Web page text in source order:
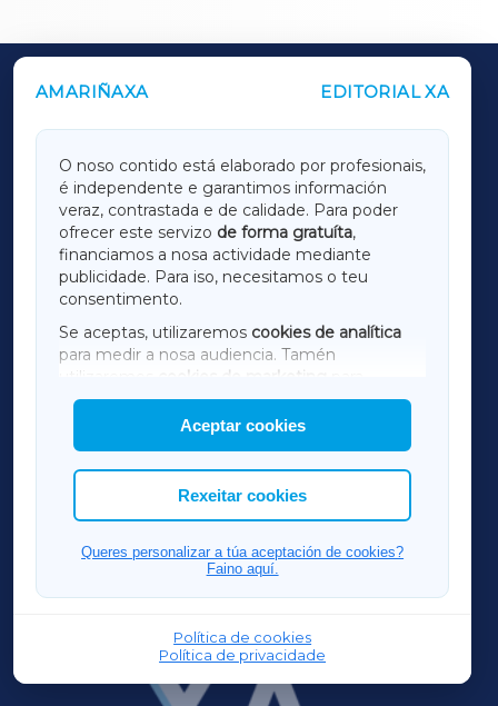
AMARIÑAXA EDITORIAL XA
O noso contido está elaborado por profesionais,
é independente e garantimos información
veraz, contrastada e de calidade. Para poder
ofrecer este servizo de forma gratuíta,
financiamos a nosa actividade mediante
publicidade. Para iso, necesitamos o teu
consentimento.
Se aceptas, utilizaremos cookies de analítica
para medir a nosa audiencia. Tamén
utilizaremos
cookies de marketing
mostrar publicidade de terceiros.
Así mesmo, podes personalizar a elección das
cookies que desexas permitir.
Aceptar cookies
Rexeitar cookies
Queres personalizar a túa aceptación de cookies?
Faino aquí.
Política de cookies
Política de privacidade
OUTROS PERIÓDICOS
LUGOXA
TERRACHAXA
AMARIÑAXA
RIBEIRASACRAXA
ACORUÑAXA
FERROLXA
OURENSEXA